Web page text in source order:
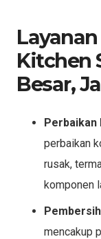
Kitchen
Besar,
Perbaikan
perbaikan
rusak,
komponen
mencakup